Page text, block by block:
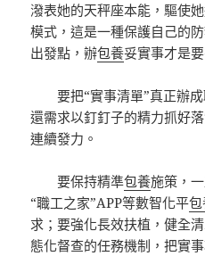
潑表她的天秤座本能，驅使
模式，這是一種保護自己的
出發點，辦包養妥實事才是要
要把“實事清單”真正辦
還需求以釘釘子的精力抓好
連續發力。
要保持精準包養施策，
“職工之家”APP等數智化平
求；要強化長效扶植，健全
態化督查的任務機制，把實